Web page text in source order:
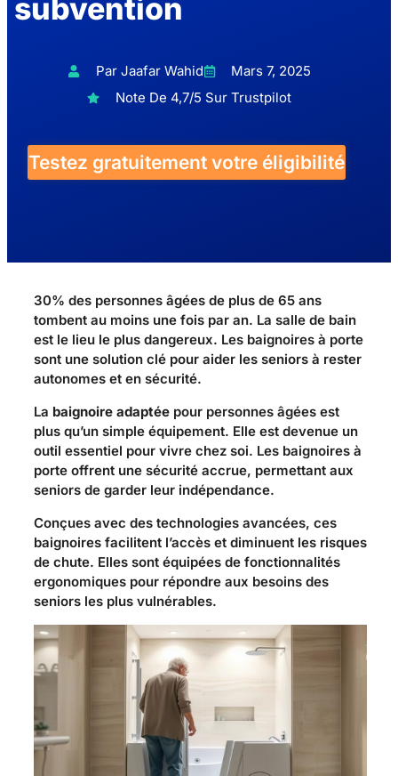
subvention
Par Jaafar Wahid
Mars 7, 2025
Note De 4,7/5 Sur Trustpilot
Testez gratuitement votre éligibilité
30% des personnes âgées de plus de 65 ans
tombent au moins une fois par an. La salle de bain
est le lieu le plus dangereux. Les baignoires à porte
sont une solution clé pour aider les seniors à rester
autonomes et en sécurité.
La baignoire adaptée pour personnes âgées est
plus qu’un simple équipement. Elle est devenue un
outil essentiel pour vivre chez soi. Les baignoires à
porte offrent une sécurité accrue, permettant aux
seniors de garder leur indépendance.
Conçues avec des technologies avancées, ces
baignoires facilitent l’accès et diminuent les risques
de chute. Elles sont équipées de fonctionnalités
ergonomiques pour répondre aux besoins des
seniors les plus vulnérables.